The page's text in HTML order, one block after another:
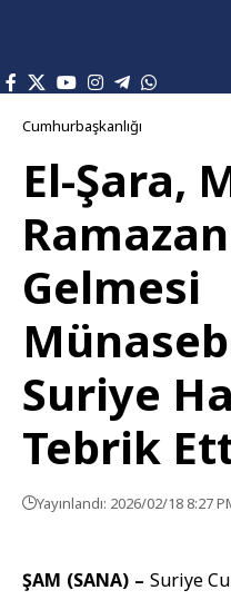
Cumhurbaşkanlığı
El-Şara,
Ramazan
Gelmesi
Suriye
Tebrik
Yayınlandı: 2026/02/18 8:27
ŞAM (SANA) – Suriye